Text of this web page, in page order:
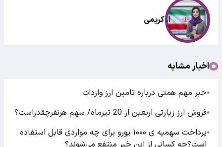
ا. کریمی
اخبار مشابه
●خبر مهم همتی درباره تامین ارز واردات
●فروش ارز زیارتی اربعین از 20 تیرماه/ سهم هرنفرچقدراست؟
●
پرداخت سهمیه ی ۱۰۰۰ یورو برای چه مواردی قابل استفاده